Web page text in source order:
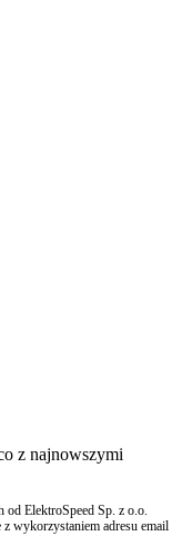
z najnowszymi
ElektroSpeed Sp. z o.o.
wykorzystaniem adresu email